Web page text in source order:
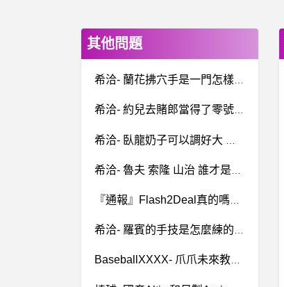
其他問題
希洽- 蘭花拂穴手是一門怎樣的武功？ 蘭花拂穴手是一門怎樣的武功？
希洽- 約兒去賭郎當得了零號嗎？ 約兒去賭郎當得了零號嗎？
BaseballXXXX- 爪爪未來教練團 爪爪未來教練團